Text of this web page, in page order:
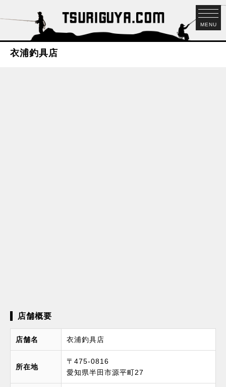
MENU
衣浦釣具店
店舗概要
店舗名 衣浦釣具店
所在地
〒475-0816
愛知県半田市源平町27